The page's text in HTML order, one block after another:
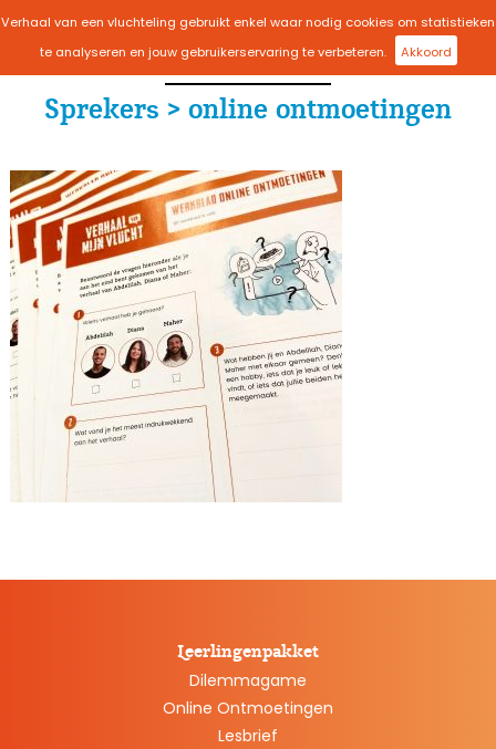
Verhaal van een vluchteling gebruikt enkel waar nodig cookies om statistieken
te analyseren en jouw gebruikerservaring te verbeteren.
Akkoord
menu
Sprekers > online ontmoetingen
Leerlingenpakket
Dilemmagame
Online Ontmoetingen
Lesbrief